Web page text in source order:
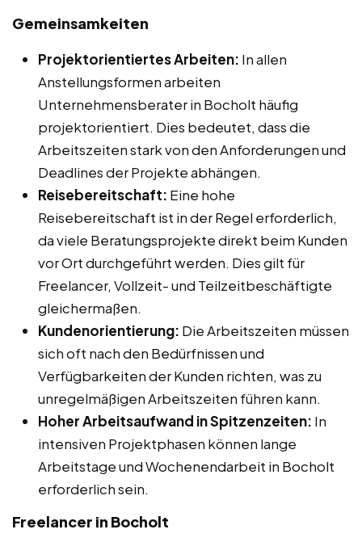
Gemeinsamkeiten
Projektorientiertes Arbeiten: In allen
Anstellungsformen arbeiten
Unternehmensberater in Bocholt häufig
projektorientiert. Dies bedeutet, dass die
Arbeitszeiten stark von den Anforderungen und
Deadlines der Projekte abhängen.
Reisebereitschaft: Eine hohe
Reisebereitschaft ist in der Regel erforderlich,
da viele Beratungsprojekte direkt beim Kunden
vor Ort durchgeführt werden. Dies gilt für
Freelancer, Vollzeit- und Teilzeitbeschäftigte
gleichermaßen.
Kundenorientierung: Die Arbeitszeiten müssen
sich oft nach den Bedürfnissen und
Verfügbarkeiten der Kunden richten, was zu
unregelmäßigen Arbeitszeiten führen kann.
Hoher Arbeitsaufwand in Spitzenzeiten: In
intensiven Projektphasen können lange
Arbeitstage und Wochenendarbeit in Bocholt
erforderlich sein.
Freelancer in Bocholt